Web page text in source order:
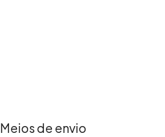
Meios de envio